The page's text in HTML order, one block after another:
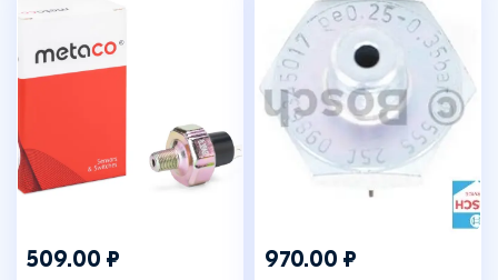
509.00 ₽ 970.00 ₽